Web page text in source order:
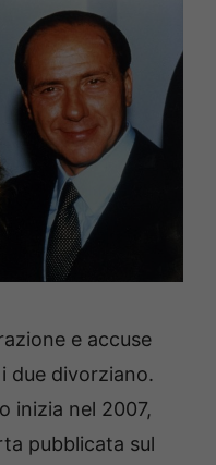
e accuse
due divorziano.
inizia nel 2007,
pubblicata sul